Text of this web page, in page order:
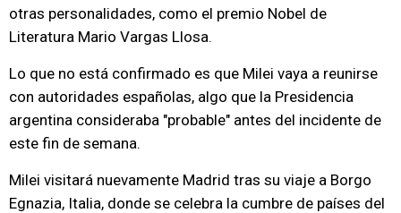
otras personalidades, como el premio Nobel de
Literatura Mario Vargas Llosa.
Lo que no está confirmado es que Milei vaya a reunirse
con autoridades españolas, algo que la Presidencia
argentina consideraba "probable" antes del incidente de
este fin de semana.
Milei visitará nuevamente Madrid tras su viaje a Borgo
Egnazia, Italia, donde se celebra la cumbre de países del